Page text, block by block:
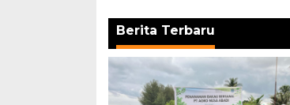
Berita Terbaru